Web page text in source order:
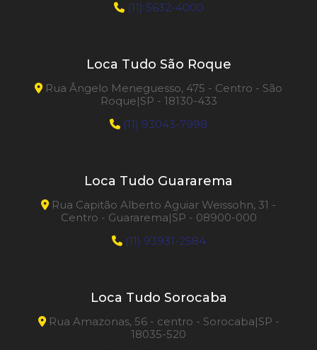
(11) 5632-4000
Loca Tudo São Roque
Rua Ângelo Meneguesso, 475 - Centro - São
Roque|SP - 18130-433
(11) 93043-7998
Loca Tudo Guararema
Rua Capitão Alberto Aguiar Weissohn, 31 -
Centro - Guararema|SP - 08900-000
(11) 93931-2584
Loca Tudo Sorocaba
Rua Amazonas, 56 - centro - Sorocaba|SP -
18035-520